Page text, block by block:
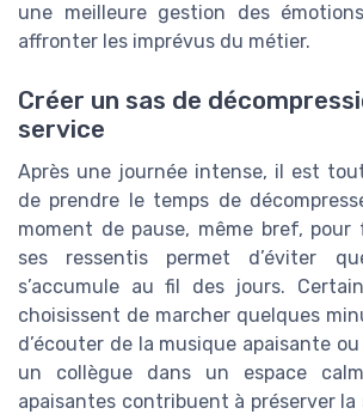
une meilleure gestion des
affronter les imprévus du métier.
Créer un sas de
service
Après une journée intense, il est
de prendre le temps de
moment de pause, même bref,
ses ressentis permet d’éviter
s’accumule au fil des jours.
choisissent de marcher quelques
d’écouter de la musique apaisante
un collègue dans un espace
apaisantes contribuent à préserver